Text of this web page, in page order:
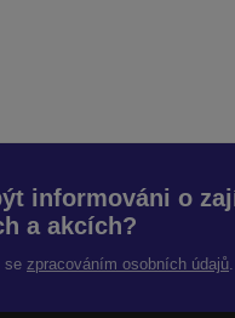
informováni o
a akcích?
se zpracováním osobních údajů.